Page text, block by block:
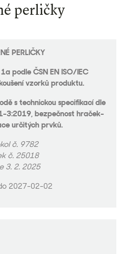
perličky
PERLIČKY
podle ČSN EN ISO/IEC
vzorků produktu.
s technickou specifikací dle
3:2019, bezpečnost hraček-
určitých prvků.
č. 9782
č. 25018
3. 2. 2025
2027-02-02